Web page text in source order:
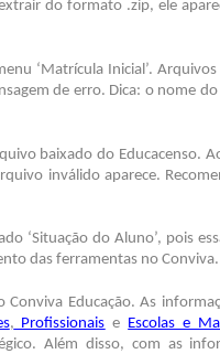
do formato .zip, ele
‘Matrícula Inicial’.
de erro. Dica: o nome
baixado do Educacenso.
inválido aparece.
‘Situação do Aluno’, pois
das ferramentas no Conviva.
Educação. As
, Profissionais e Escolas e
Além disso, com as